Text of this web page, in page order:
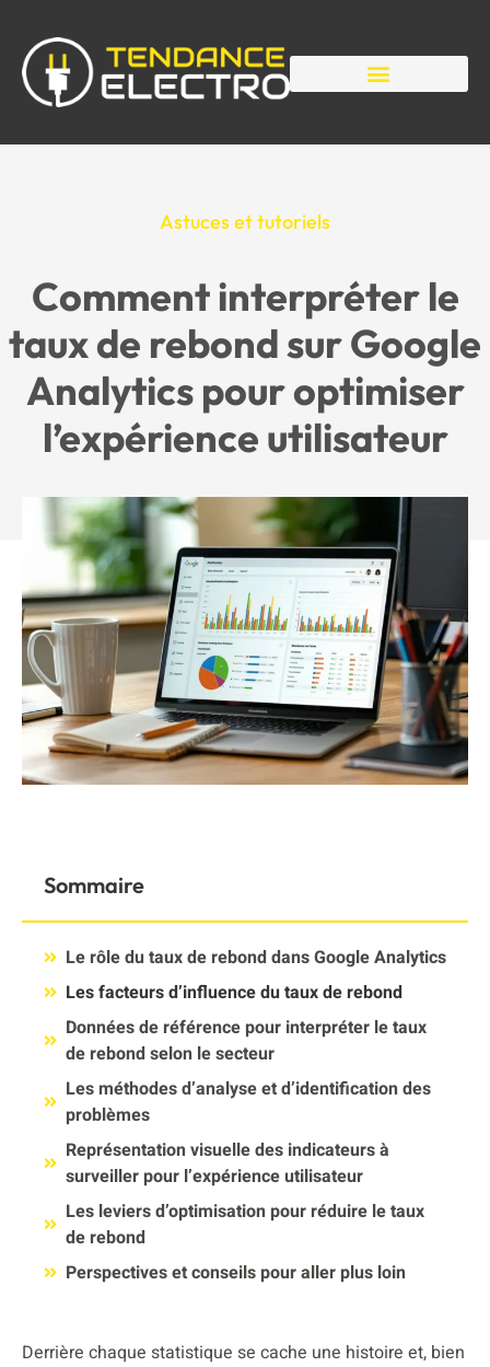
Astuces et tutoriels
Comment interpréter le
taux de rebond sur Google
Analytics pour optimiser
l’expérience utilisateur
Sommaire
Le rôle du taux de rebond dans Google Analytics
Les facteurs d’influence du taux de rebond
Données de référence pour interpréter le taux
de rebond selon le secteur
Les méthodes d’analyse et d’identification des
problèmes
Représentation visuelle des indicateurs à
surveiller pour l’expérience utilisateur
Les leviers d’optimisation pour réduire le taux
de rebond
Perspectives et conseils pour aller plus loin
Derrière chaque statistique se cache une histoire et, bien